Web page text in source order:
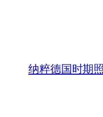
纳粹德国时期